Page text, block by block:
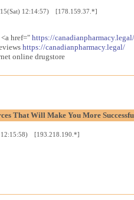
12:14:57) [178.159.37.*]
href=" https://
https://canadianpharmacy.legal/
online drugstore
That Will Make You More
12:15:58) [193.218.190.*]